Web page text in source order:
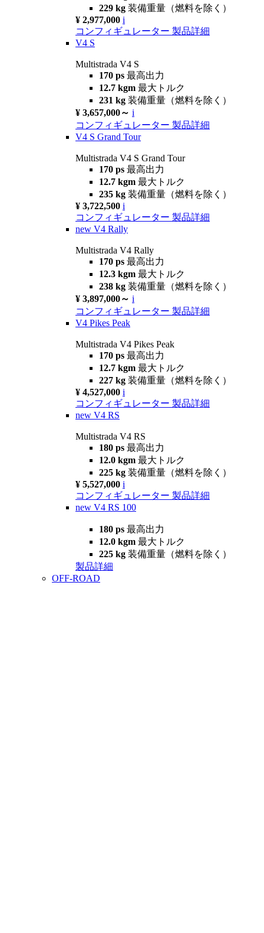
229 kg 装備重量（燃料を除く）
¥ 2,977,000 i
コンフィギュレーター 製品詳細
V4 S
Multistrada V4 S
170 ps 最高出力
12.7 kgm 最大トルク
231 kg 装備重量（燃料を除く）
¥ 3,657,000～ i
コンフィギュレーター 製品詳細
V4 S Grand Tour
Multistrada V4 S Grand Tour
170 ps 最高出力
12.7 kgm 最大トルク
235 kg 装備重量（燃料を除く）
¥ 3,722,500 i
コンフィギュレーター 製品詳細
new V4 Rally
Multistrada V4 Rally
170 ps 最高出力
12.3 kgm 最大トルク
238 kg 装備重量（燃料を除く）
¥ 3,897,000～ i
コンフィギュレーター 製品詳細
V4 Pikes Peak
Multistrada V4 Pikes Peak
170 ps 最高出力
12.7 kgm 最大トルク
227 kg 装備重量（燃料を除く）
¥ 4,527,000 i
コンフィギュレーター 製品詳細
new V4 RS
Multistrada V4 RS
180 ps 最高出力
12.0 kgm 最大トルク
225 kg 装備重量（燃料を除く）
¥ 5,527,000 i
コンフィギュレーター 製品詳細
new V4 RS 100
180 ps 最高出力
12.0 kgm 最大トルク
225 kg 装備重量（燃料を除く）
製品詳細
OFF-ROAD